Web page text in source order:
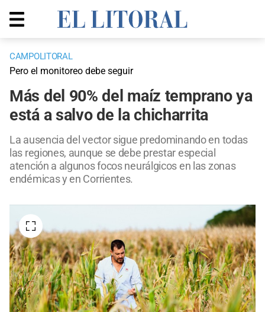
CAMPOLITORAL
Pero el monitoreo debe seguir
Más del 90% del maíz temprano ya
está a salvo de la chicharrita
La ausencia del vector sigue predominando en todas
las regiones, aunque se debe prestar especial
atención a algunos focos neurálgicos en las zonas
endémicas y en Corrientes.